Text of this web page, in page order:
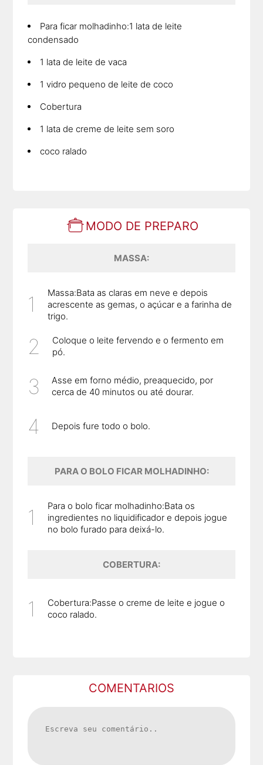
Para ficar molhadinho:1 lata de leite
condensado
1 lata de leite de vaca
1 vidro pequeno de leite de coco
Cobertura
1 lata de creme de leite sem soro
coco ralado
MODO DE PREPARO
MASSA:
Massa:Bata as claras em neve e depois
acrescente as gemas, o açúcar e a farinha de
trigo.
Coloque o leite fervendo e o fermento em
pó.
Asse em forno médio, preaquecido, por
cerca de 40 minutos ou até dourar.
Depois fure todo o bolo.
PARA O BOLO FICAR MOLHADINHO:
Para o bolo ficar molhadinho:Bata os
ingredientes no liquidificador e depois jogue
no bolo furado para deixá-lo.
COBERTURA:
Cobertura:Passe o creme de leite e jogue o
coco ralado.
COMENTARIOS